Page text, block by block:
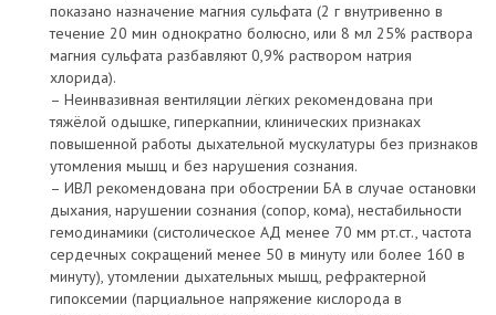
показано назначение магния сульфата (2 г внутривенно в
течение 20 мин однократно болюсно, или 8 мл 25% раствора
магния сульфата разбавляют 0,9% раствором натрия
хлорида).
– Неинвазивная вентиляции лёгких рекомендована при
тяжёлой одышке, гиперкапнии, клинических признаках
повышенной работы дыхательной мускулатуры без признаков
утомления мышц и без нарушения сознания.
– ИВЛ рекомендована при обострении БА в случае остановки
дыхания, нарушении сознания (сопор, кома), нестабильности
гемодинамики (систолическое АД менее 70 мм рт.ст., частота
сердечных сокращений менее 50 в минуту или более 160 в
минуту), утомлении дыхательных мышц, рефрактерной
гипоксемии (парциальное напряжение кислорода в